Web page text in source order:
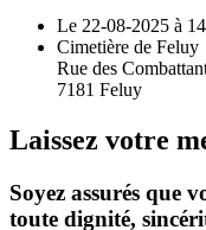
Le 22-08-2025 à
Cimetière de Feluy
Rue des
7181 Feluy
Laissez votre
Soyez assurés que
toute dignité,